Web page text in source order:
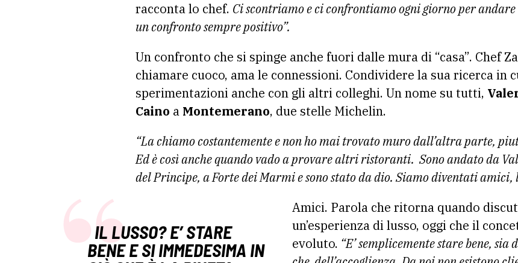
racconta lo chef. Ci scontriamo e ci confrontiamo ogni giorno per
un confronto sempre positivo”.
Un confronto che si spinge anche fuori dalle mura di “casa”. Chef
chiamare cuoco, ama le connessioni. Condividere la sua ricerca in
sperimentazioni anche con gli altri colleghi. Un nome su tutti,
Caino a Montemerano, due stelle Michelin.
“La chiamo costantemente e non ho mai trovato muro dall’altra parte,
Ed è così anche quando vado a provare altri ristoranti. Sono andato da
del Principe, a Forte dei Marmi e sono stato da dio. Siamo diventati amici,
IL LUSSO? E’ STARE
BENE E SI IMMEDESIMA IN
Amici. Parola che ritorna quando
un’esperienza di lusso, oggi che il
evoluto. “E’ semplicemente stare bene,